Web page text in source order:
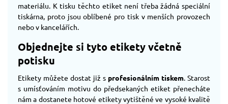
materiálu. K tisku těchto etiket není třeba žádná speciální
tiskárna, proto jsou oblíbené pro tisk v menších provozech
nebo v kancelářích.
Objednejte si tyto etikety včetně
potisku
Etikety můžete dostat již s profesionálním tiskem. Starost
s umísťováním motivu do předsekaných etiket přenecháte
nám a dostanete hotové etikety vytištěné ve vysoké kvalitě